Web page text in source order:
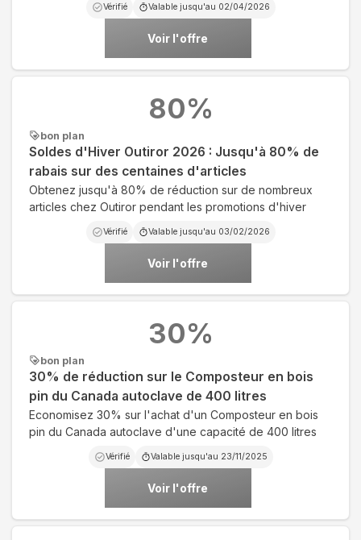
Vérifié Valable jusqu'au 02/04/2026
Voir l'offre
bon plan
Soldes d'Hiver Outiror 2026 : Jusqu'à 80% de
rabais sur des centaines d'articles
Obtenez jusqu'à 80% de réduction sur de nombreux
articles chez Outiror pendant les promotions d'hiver
Vérifié Valable jusqu'au 03/02/2026
Voir l'offre
80%
bon plan
30% de réduction sur le Composteur en bois
pin du Canada autoclave de 400 litres
Economisez 30% sur l'achat d'un Composteur en bois
pin du Canada autoclave d'une capacité de 400 litres
Vérifié Valable jusqu'au 23/11/2025
Voir l'offre
30%